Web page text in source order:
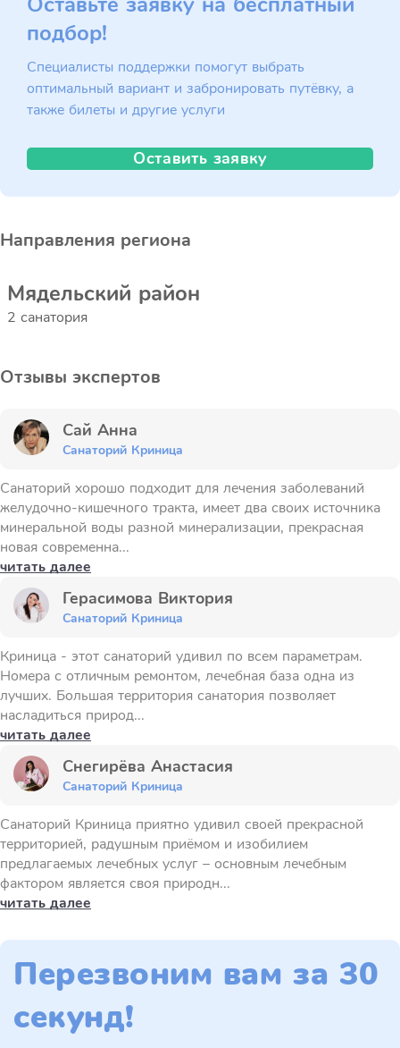
подбор!
Специалисты поддержки помогут выбрать
оптимальный вариант и забронировать путёвку, а
также билеты и другие услуги
Оставить заявку
Направления региона
Мядельский район
2 санатория
Отзывы экспертов
Сай Анна
Санаторий Криница
Санаторий хорошо подходит для лечения заболеваний
желудочно-кишечного тракта, имеет два своих источника
минеральной воды разной минерализации, прекрасная
новая современна...
читать далее
Герасимова Виктория
Санаторий Криница
Криница - этот санаторий удивил по всем параметрам.
Номера с отличным ремонтом, лечебная база одна из
лучших. Большая территория санатория позволяет
насладиться природ...
читать далее
Снегирёва Анастасия
Санаторий Криница
Санаторий Криница приятно удивил своей прекрасной
территорией, радушным приёмом и изобилием
предлагаемых лечебных услуг – основным лечебным
фактором является своя природн...
читать далее
Перезвоним вам за 30
секунд!